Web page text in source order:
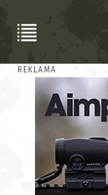
REKLAMA